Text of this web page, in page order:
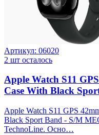
Артикул: 06020
2 шт осталось
Apple Watch S11
Case With Black
Apple Watch S11 GPS
Black Sport Band - S/M
TechnoLine. Осно…